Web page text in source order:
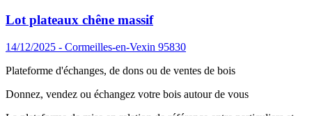
Lot plateaux chêne massif
14/12/2025 - Cormeilles-en-Vexin 95830
Plateforme d'échanges, de dons ou de ventes de bois
Donnez, vendez ou échangez votre bois autour de vous